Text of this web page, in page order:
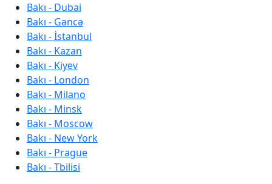
Bakı - Dubai
Bakı - Gəncə
Bakı - İstanbul
Bakı - Kazan
Bakı - Kiyev
Bakı - London
Bakı - Milano
Bakı - Minsk
Bakı - Moscow
Bakı - New York
Bakı - Prague
Bakı - Tbilisi